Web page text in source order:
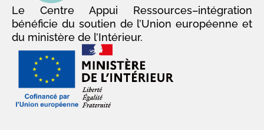
Le Centre Appui Ressources–intégration
bénéficie du soutien de l’Union européenne et
du ministère de l’Intérieur.